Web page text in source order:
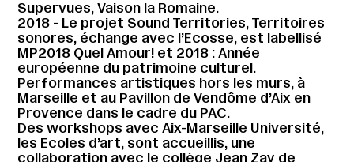
Supervues, Vaison la Romaine.
2018 - Le projet Sound Territories, Territoires
sonores, échange avec l’Ecosse, est labellisé
MP2018 Quel Amour! et 2018 : Année
européenne du patrimoine culturel.
Performances artistiques hors les murs, à
Marseille et au Pavillon de Vendôme d’Aix en
Provence dans le cadre du PAC.
Des workshops avec Aix-Marseille Université,
les Ecoles d’art, sont accueillis, une
collaboration avec le collège Jean Zay de